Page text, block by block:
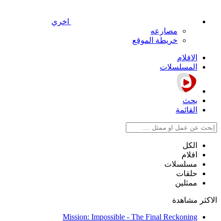
اخري
مصارعه
خريطة الموقع
الافلام
المسلسلات
بحث
القائمة
الكل
افلام
مسلسلات
حلقات
ممثلين
الاكثر مشاهدة
Mission: Impossible - The Final Reckoning